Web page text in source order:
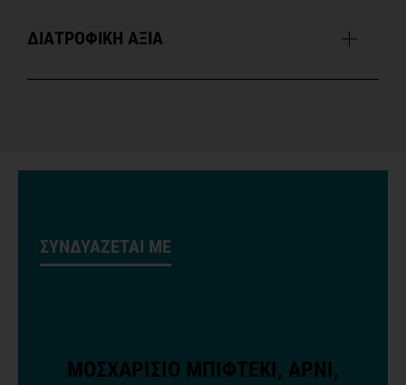
ΔΙΑΤΡΟΦΙΚΗ ΑΞΙΑ
ΣΥΝΔΥΑΖΕΤΑΙ ΜΕ
ΜΟΣΧΑΡΙΣΙΟ ΜΠΙΦΤΕΚΙ, ΑΡΝΙ,